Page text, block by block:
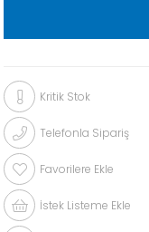
Kritik Stok
Telefonla Sipariş
Favorilere Ekle
İstek Listeme Ekle